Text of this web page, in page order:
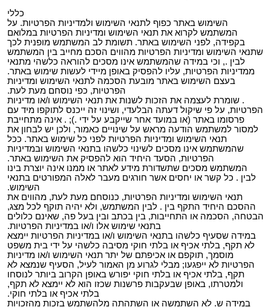
כללי
השימוש באתר כפוף לתנאי השימוש ולמדיניות הפרטיות. על
המשתמש לקרוא את תנאי השימוש ומדיניות הפרטיות במלואם
בקפידה, לפני השימוש באתר. תשומת לב המשתמש מופנית לכך
שתנאי השימוש ומדיניות הפרטיות מהווים הסכם מחייב בין המשתמש
לבין ., וכי במידה שהמשתמש אינו מסכים להוראה כלשהי מתנאי
ממדיניות הפרטיות, עליו להפסיק באופן מיידי לעשות שימוש באתר.
בעצם השימוש באתר מובעת הסכמה לתנאי השימוש ומדיניות
הפרטיות, כפי נוסחם מעת לעת.
. שומרת לעצמה את הזכות לשנות את תנאי השימוש ו/או מדיניות
הפרטיות, על פי שיקול דעתה הבלעדי, ושינוי זה ייכנס לתוקפו מיד עם
פרסומו באתר (או במועד אחר שייקבע על ידי .); . אינה מתחייבת
למסור למשתמש הודעה מראש על שינויים כאמור, ולכן יש לבחון את
תנאי השימוש ומדיניות הפרטיות לפני כל שימוש באתר. ככל
שהמשתמש אינו מסכים לשינוי כלשהו בתנאי השימוש ובמדיניות
הפרטיות, הסעד היחיד הוא להפסיק את השימוש באתר.
המשתמש מסכים שתשדורת מידע לאתר או ממנו אינה יוצרת בינו
לבין . כל קשר או יחסים אשר חורגים מעבר לאלה המפורטים בתנאי
השימוש.
תנאי השימוש ומדיניות הפרטיות, כנוסחם מעת לעת, מהווים את
ההסכם היחיד התקף בין . לבין המשתמש, ולא יהיה תוקף לכל מצג,
הבטחה, הסכמה או התחייבות, בין בכתב ובין בעל פה, שאינם כלולים
בתנאי שימוש אלו ו/או במדיניות הפרטיות.
במידה שסעיף כלשהו בתנאי השימוש ו/או במדיניות הפרטיות יימצא
לא תקף, בלתי אכיף או בלתי חוקי מסיבה כלשהי על ידי בית משפט
מוסמך, תוקפם או אכיפתם של יתר תנאי השימוש ו/או מדיניות
הפרטיות לא ייפגעו; מבלי לגרוע מן האמור לעיל, הסעיף שנמצא לא
תקף, בלתי אכיף או בלתי חוקי יפורש באופן הקרוב ביותר לנוסחו
ולמטרתו, באופן שבעקבות פרשנות שכזו הוא לא יימצא לא תקף,
בלתי אכיף או בלתי חוקי.
במידה ש. לא השתמשה או השתהתה מלהשתמש בזכות מהזכויות